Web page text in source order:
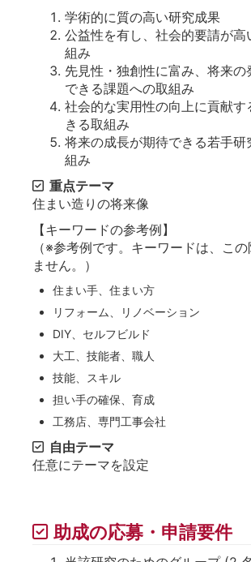
学術的に質の高い研究成果
公益性を有し、社会的要請が高
組み
先見性・独創性に富み、将来の
できる課題への取組み
社会的な実用性の向上に貢献す
きる取組み
将来の成長が期待できる若手研
組み
重点テーマ
住まい造りの将来像
【キーワードの参考例】
（※参考例です。キーワードは、こ
ません。）
住まい手、住まい方
リフォーム、リノベーション
DIY、セルフビルド
大工、技能者、職人
技能、スキル
担い手の確保、育成
工務店、専門工事会社
自由テーマ
任意にテーマを設定
助成の応募・申請要件